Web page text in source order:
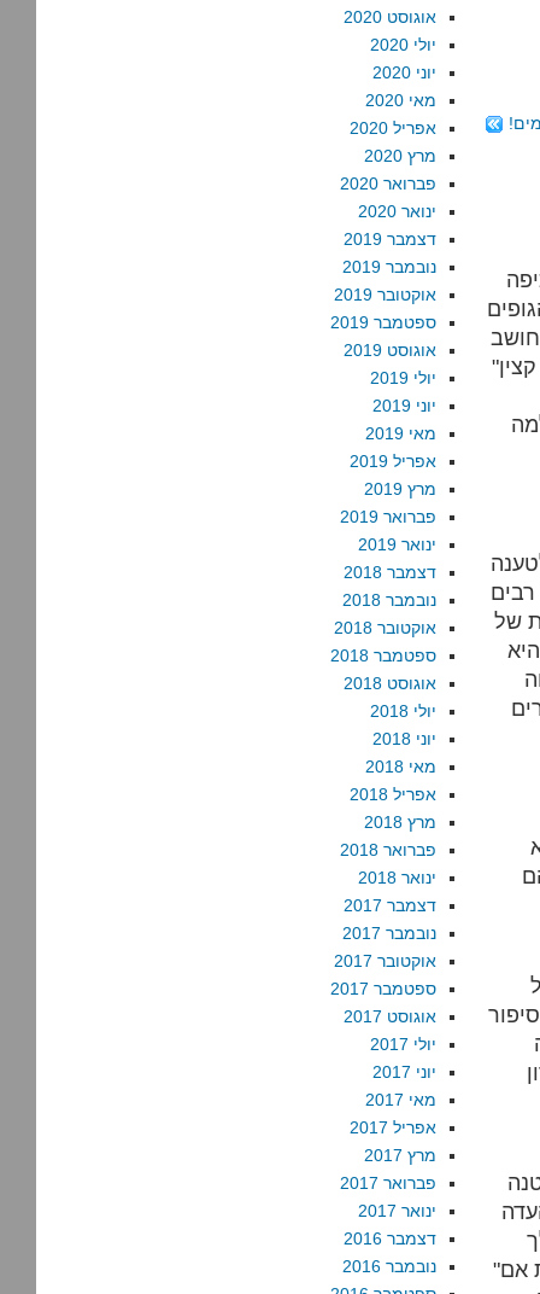
של
אם"
אוגוסט 2020
יולי 2020
יוני 2020
מאי 2020
אפריל 2020
מרץ 2020
פברואר 2020
ינואר 2020
דצמבר 2019
נובמבר 2019
אוקטובר 2019
ספטמבר 2019
אוגוסט 2019
יולי 2019
יוני 2019
מאי 2019
אפריל 2019
מרץ 2019
פברואר 2019
ינואר 2019
דצמבר 2018
נובמבר 2018
אוקטובר 2018
ספטמבר 2018
אוגוסט 2018
יולי 2018
יוני 2018
מאי 2018
אפריל 2018
מרץ 2018
פברואר 2018
ינואר 2018
דצמבר 2017
נובמבר 2017
אוקטובר 2017
ספטמבר 2017
אוגוסט 2017
יולי 2017
יוני 2017
מאי 2017
אפריל 2017
מרץ 2017
פברואר 2017
ינואר 2017
דצמבר 2016
נובמבר 2016